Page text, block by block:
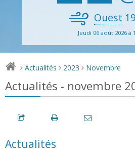
Ouest 19
Jeudi 06 août 2026 à
> Actualités > 2023 > Novembre
Actualités - novembre
Actualités